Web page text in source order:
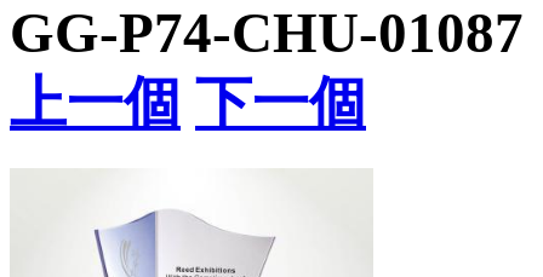
GG-P74-CHU-01087
上一個 下一個